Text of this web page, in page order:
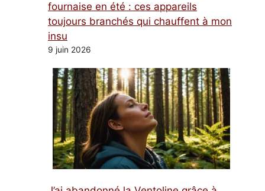
fournaise en été : ces appareils
toujours branchés qui chauffent à mon
insu
9 juin 2026